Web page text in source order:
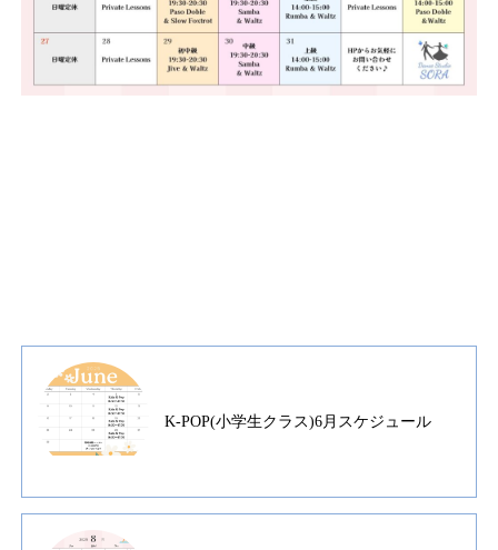
K-POP(小学生クラス)6月スケジュール